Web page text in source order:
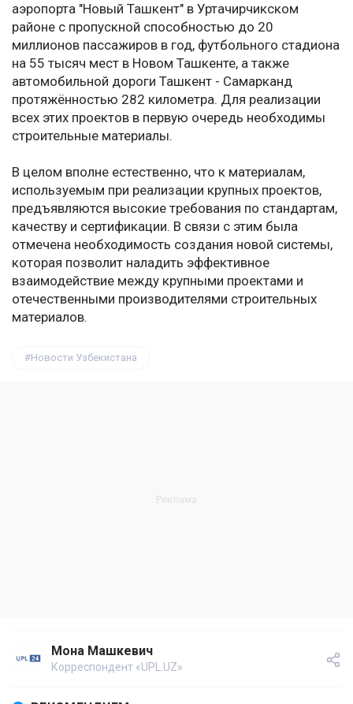
аэропорта "Новый Ташкент" в Уртачирчикском
районе с пропускной способностью до 20
миллионов пассажиров в год, футбольного стадиона
на 55 тысяч мест в Новом Ташкенте, а также
автомобильной дороги Ташкент - Самарканд
протяжённостью 282 километра. Для реализации
всех этих проектов в первую очередь необходимы
строительные материалы.
В целом вполне естественно, что к материалам,
используемым при реализации крупных проектов,
предъявляются высокие требования по стандартам,
качеству и сертификации. В связи с этим была
отмечена необходимость создания новой системы,
которая позволит наладить эффективное
взаимодействие между крупными проектами и
отечественными производителями строительных
материалов.
Новости Узбекистана
Мона Машкевич
Корреспондент «UPL.UZ»